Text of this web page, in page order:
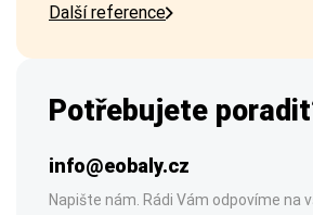
Další reference
Potřebujete
info@eobaly.cz
Napište nám. Rádi Vám odpovíme na